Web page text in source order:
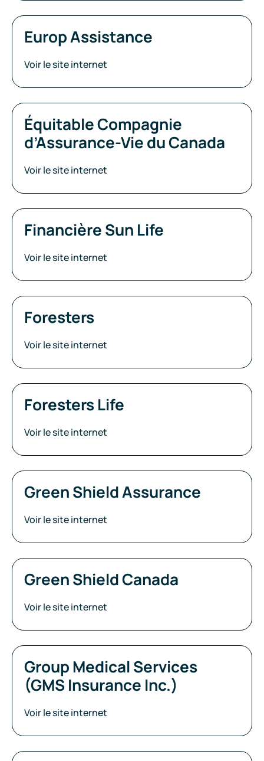
Europ Assistance
Voir le site internet
Équitable Compagnie
d’Assurance-Vie du Canada
Voir le site internet
Financière Sun Life
Voir le site internet
Foresters
Voir le site internet
Foresters Life
Voir le site internet
Green Shield Assurance
Voir le site internet
Green Shield Canada
Voir le site internet
Group Medical Services
(GMS Insurance Inc.)
Voir le site internet